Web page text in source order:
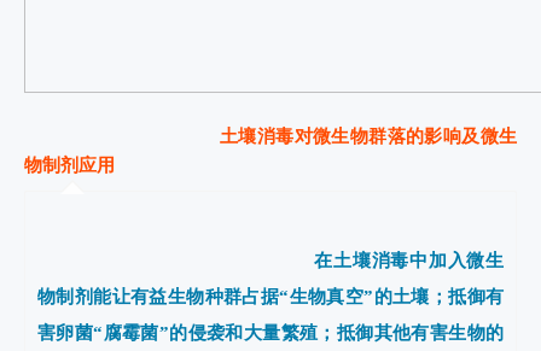
土壤消毒对微生物群落的影响及微生
物制剂应用
在土壤消毒中加入微生
物制剂能让有益生物种群占据“生物真空”的土壤；抵御有
害卵菌“腐霉菌”的侵袭和大量繁殖；抵御其他有害生物的